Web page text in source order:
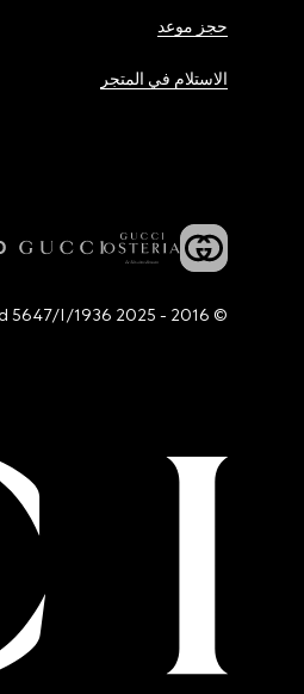
حجز موعد
الاستلام في المتجر
© 2016 - 2025 Guccio Gucci S.p.A. - All rights reserved. SIAE LICENCE # 2294/I/1936 and 5647/I/1936